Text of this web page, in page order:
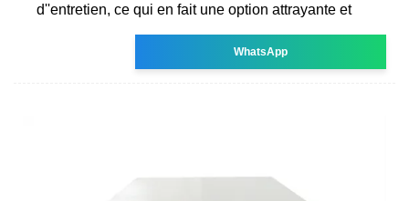
d''entretien, ce qui en fait une option attrayante et
WhatsApp